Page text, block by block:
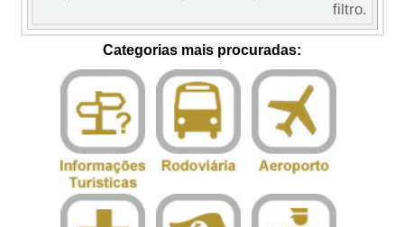
filtro.
Categorias mais procuradas: